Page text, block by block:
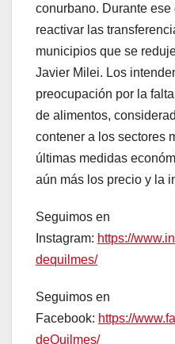
conurbano. Durante
reactivar las
municipios que se
Javier Milei. Los
preocupación por la
de alimentos,
contener a los sectores
últimas medidas
aún más los precio y la
Seguimos en
Instagram: https://
dequilmes/
Seguimos en
Facebook: https://
deQuilmes/